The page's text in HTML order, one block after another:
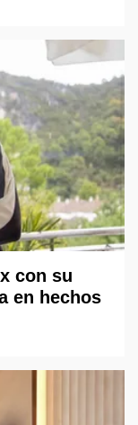
con su
en hechos